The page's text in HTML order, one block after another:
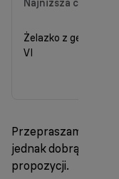
Najniższa cena w
Żelazko z
VI
Przepraszamy, ten
jednak dobrą
propozycji.